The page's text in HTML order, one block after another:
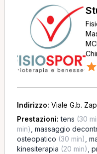
Indirizzo: Viale G.b.
Prestazioni:tens (30
min) massaggio
osteopatico (30 min)
kinesiterapia (20 min)